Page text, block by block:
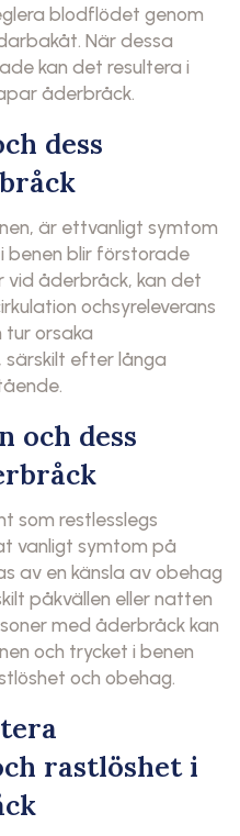
blodflödet genom
När dessa
kan det resultera i
åderbråck.
dess
är ettvanligt symtom
benen blir förstorade
vid åderbråck, kan det
ochsyreleverans
tur orsaka
särskilt efter långa
och dess
som restlesslegs
vanligt symtom på
av en känsla av obehag
påkvällen eller natten
med åderbråck kan
och trycket i benen
och obehag.
rastlöshet i